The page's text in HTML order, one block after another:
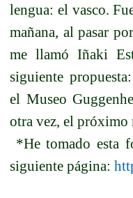
lengua: el vasco.
mañana, al pasar
me llamó Iñaki
siguiente
el Museo
otra vez, el próximo
*He tomado esta
siguiente página: